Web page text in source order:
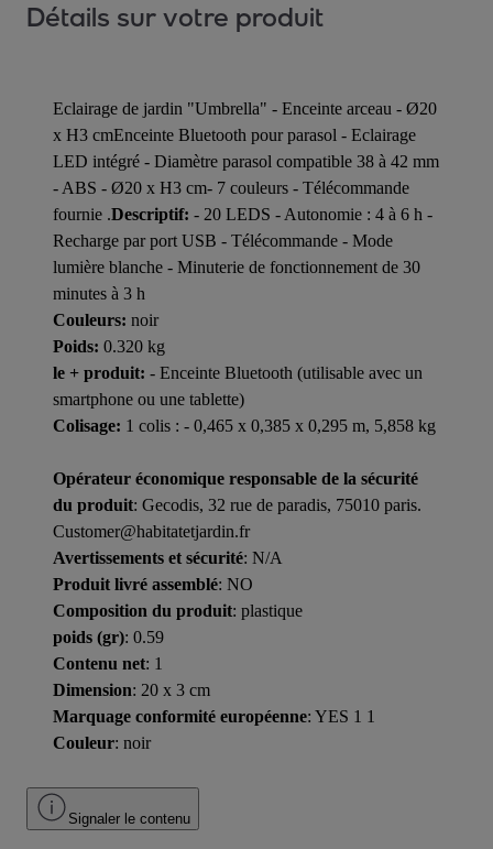
Détails sur votre produit
Eclairage de jardin "Umbrella" - Enceinte arceau - Ø20
x H3 cmEnceinte Bluetooth pour parasol - Eclairage
LED intégré - Diamètre parasol compatible 38 à 42 mm
- ABS - Ø20 x H3 cm- 7 couleurs - Télécommande
fournie .Descriptif: - 20 LEDS - Autonomie : 4 à 6 h -
Recharge par port USB - Télécommande - Mode
lumière blanche - Minuterie de fonctionnement de 30
minutes à 3 h
Couleurs: noir
Poids: 0.320 kg
le + produit: - Enceinte Bluetooth (utilisable avec un
smartphone ou une tablette)
Colisage: 1 colis : - 0,465 x 0,385 x 0,295 m, 5,858 kg
Opérateur économique responsable de la sécurité
du produit: Gecodis, 32 rue de paradis, 75010 paris.
Customer@habitatetjardin.fr
Avertissements et sécurité: N/A
Produit livré assemblé: NO
Composition du produit: plastique
poids (gr): 0.59
Contenu net: 1
Dimension: 20 x 3 cm
Marquage conformité européenne: YES 1 1
Couleur: noir
Signaler le contenu